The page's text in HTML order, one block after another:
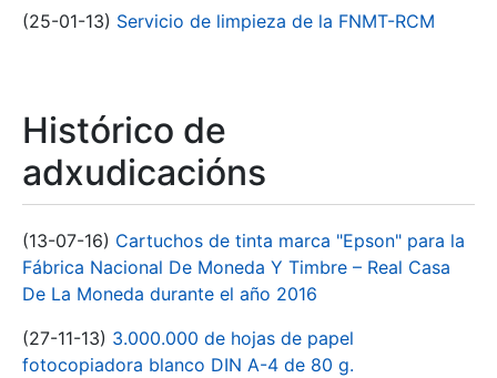
(25-01-13) Servicio de limpieza de la FNMT-RCM
Histórico de
adxudicacións
(13-07-16) Cartuchos de tinta marca "Epson" para la
Fábrica Nacional De Moneda Y Timbre – Real Casa
De La Moneda durante el año 2016
(27-11-13) 3.000.000 de hojas de papel
fotocopiadora blanco DIN A-4 de 80 g.